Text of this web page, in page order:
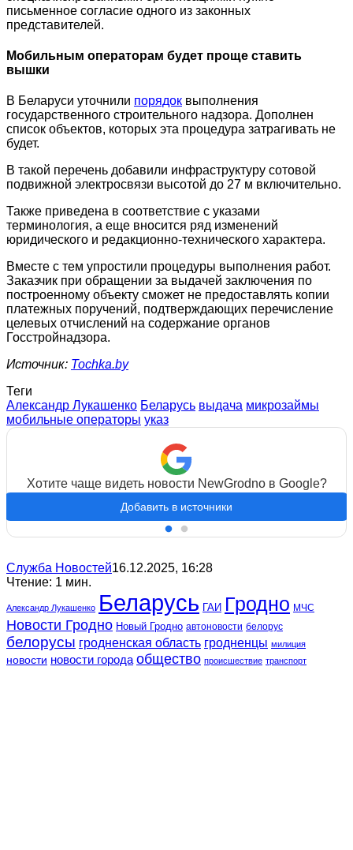
письменное согласие одного из законных
представителей.
Мобильным операторам будет проще ставить
вышки
В Беларуси уточнили порядок выполнения
государственного строительного надзора. Дополнен
список объектов, которых эта процедура затрагивать не
будет.
В такой перечень добавили инфраструктуру сотовой
подвижной электросвязи высотой до 27 м включительно.
Также приведена в соответствие с указами
терминология, а еще вносится ряд изменений
юридического и редакционно-технического характера.
Вместе с тем упростили процедуры выполнения работ.
Заказчик при обращении за выдачей заключения по
построенному объекту сможет не предоставлять копии
платежных поручений, подтверждающих перечисление
целевых отчислений на содержание органов
Госстройнадзора.
Источник: Tochka.by
Теги
Александр Лукашенко Беларусь выдача микрозаймы
мобильные операторы указ
Хотите чаще видеть новости NewGrodno в Google?
Добавить в источники
Служба Новостей16.12.2025, 16:28
Чтение: 1 мин.
Александр Лукашенко Беларусь ГАИ Гродно МЧС
Новости Гродно Новый Гродно автоновости белорус
белорусы гродненская область гродненцы милиция
новости новости города общество происшествие транспорт